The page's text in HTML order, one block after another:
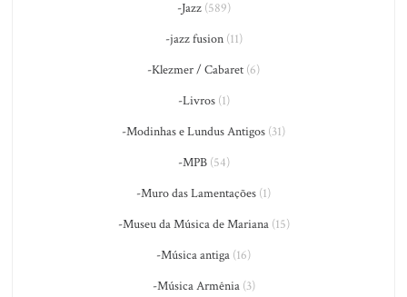
-Jazz(589)
-jazz fusion(11)
-Klezmer / Cabaret (6)
-Livros(1)
-Modinhas e Lundus Antigos (31)
-MPB(54)
-Muro das Lamentações (1)
-Museu da Música de Mariana(15)
-Música antiga (16)
-Música Armênia(3)